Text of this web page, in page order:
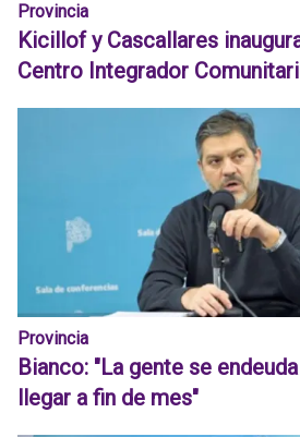
Provincia
Kicillof y Cascallares
Centro Integrador
Provincia
Bianco: "La gente se
llegar a fin de mes"